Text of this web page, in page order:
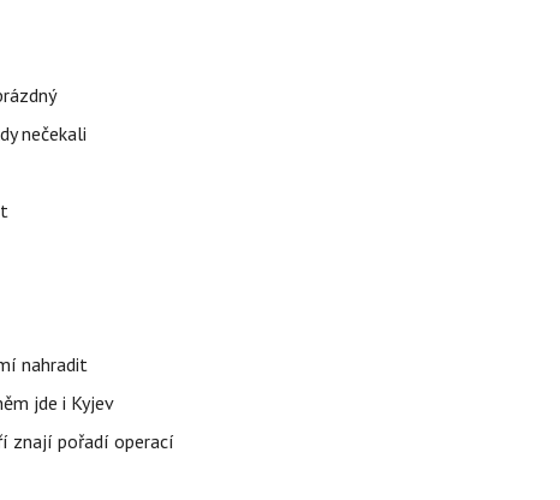
nečekali
nahradit
jde i Kyjev
znají pořadí operací